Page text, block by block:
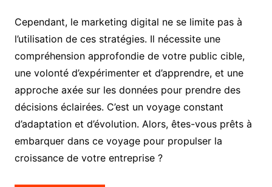
Cependant, le marketing digital ne se limite pas à
l’utilisation de ces stratégies. Il nécessite une
compréhension approfondie de votre public cible,
une volonté d’expérimenter et d’apprendre, et une
approche axée sur les données pour prendre des
décisions éclairées. C’est un voyage constant
d’adaptation et d’évolution. Alors, êtes-vous prêts à
embarquer dans ce voyage pour propulser la
croissance de votre entreprise ?